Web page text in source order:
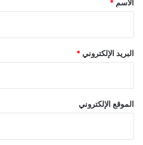
الاسم *
البريد الإلكتروني *
الموقع الإلكتروني